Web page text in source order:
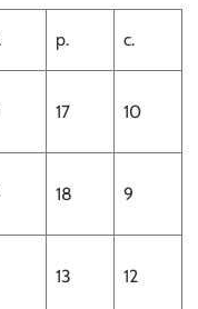
p. c.
17 10
18 9
13 12